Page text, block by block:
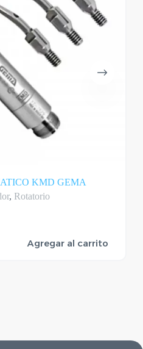
KMD GEMA
, Rotatorio
Agregar al carrito